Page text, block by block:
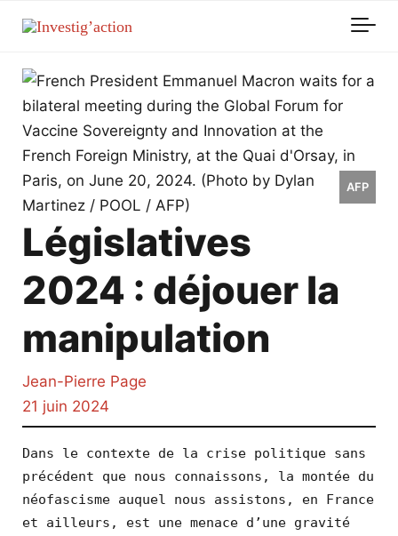
AFP
Législatives
2024 : déjouer la
manipulation
Jean-Pierre Page
21 juin 2024
Dans le contexte de la crise politique sans
précédent que nous connaissons, la montée du
néofascisme auquel nous assistons, en France
et ailleurs, est une menace d’une gravité